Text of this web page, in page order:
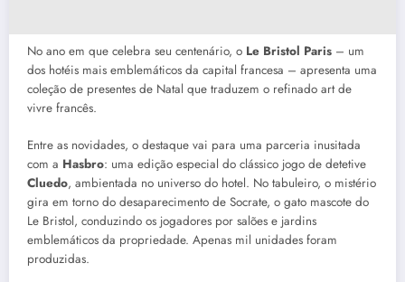
No ano em que celebra seu centenário, o Le Bristol Paris – um
dos hotéis mais emblemáticos da capital francesa – apresenta uma
coleção de presentes de Natal que traduzem o refinado art de
vivre francês.
Entre as novidades, o destaque vai para uma parceria inusitada
com a Hasbro: uma edição especial do clássico jogo de detetive
Cluedo, ambientada no universo do hotel. No tabuleiro, o mistério
gira em torno do desaparecimento de Socrate, o gato mascote do
Le Bristol, conduzindo os jogadores por salões e jardins
emblemáticos da propriedade. Apenas mil unidades foram
produzidas.